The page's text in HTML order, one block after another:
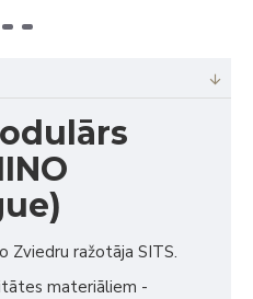
Zviedru ražotāja SITS.
materiāliem -